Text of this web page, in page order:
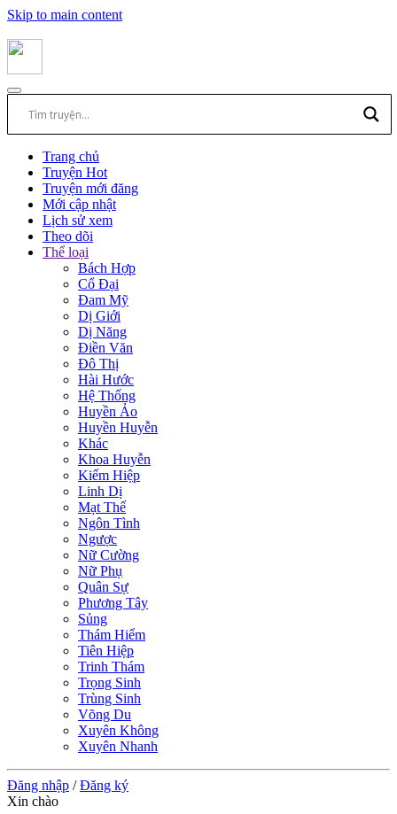
Skip to main content
Trang chủ
Truyện Hot
Truyện mới đăng
Mới cập nhật
Lịch sử xem
Theo dõi
Thể loại
Bách Hợp
Cổ Đại
Đam Mỹ
Dị Giới
Dị Năng
Điền Văn
Đô Thị
Hài Hước
Hệ Thống
Huyền Ảo
Huyền Huyễn
Khác
Khoa Huyễn
Kiếm Hiệp
Linh Dị
Mạt Thế
Ngôn Tình
Ngược
Nữ Cường
Nữ Phụ
Quân Sự
Phương Tây
Sủng
Thám Hiểm
Tiên Hiệp
Trinh Thám
Trọng Sinh
Trùng Sinh
Võng Du
Xuyên Không
Xuyên Nhanh
Đăng nhập /Đăng ký
Xin chào